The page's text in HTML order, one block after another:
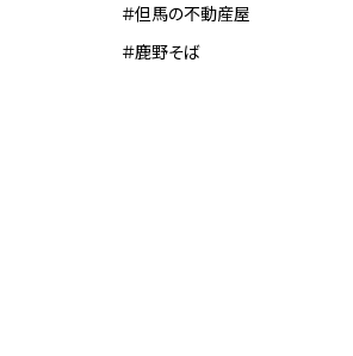
＃但馬の不動産屋
＃鹿野そば